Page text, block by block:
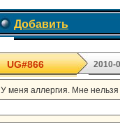
Добавить
UG#866 2010-
У меня аллергия. Мне нельзя